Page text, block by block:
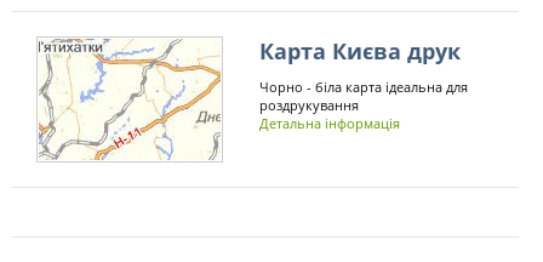
Карта Києва друк
Чорно - біла карта ідеальна для
роздрукування
Детальна інформація